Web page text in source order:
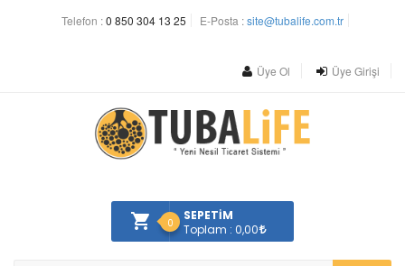
Telefon :0 850 304 13 25 E-Posta :site@tubalife.com.tr
Üye Ol Üye Girişi
SEPETİM
0 Toplam : 0,00